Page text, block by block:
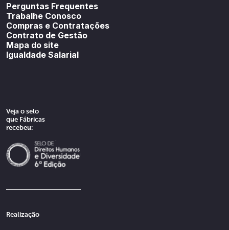
Perguntas Frequentes
Trabalhe Conosco
Compras e Contratações
Contrato de Gestão
Mapa do site
Igualdade Salarial
Veja o selo
que Fábricas
recebeu:
Realização